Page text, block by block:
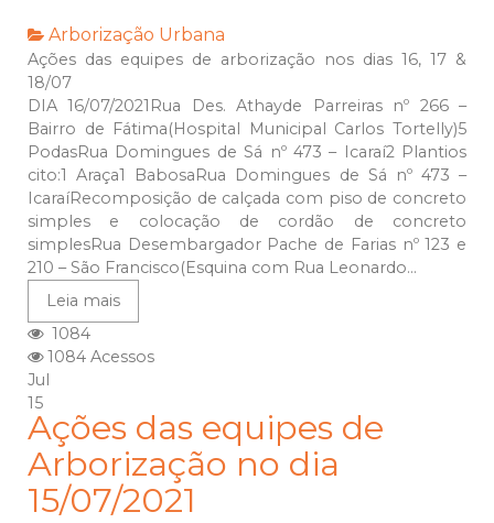
Arborização Urbana
Ações das equipes de arborização nos dias 16, 17 &
18/07
DIA 16/07/2021Rua Des. Athayde Parreiras nº 266 –
Bairro de Fátima(Hospital Municipal Carlos Tortelly)5
PodasRua Domingues de Sá nº 473 – Icaraí2 Plantios
cito:1 Araça1 BabosaRua Domingues de Sá nº 473 –
IcaraíRecomposição de calçada com piso de concreto
simples e colocação de cordão de concreto
simplesRua Desembargador Pache de Farias nº 123 e
210 – São Francisco(Esquina com Rua Leonardo...
Leia mais
1084
1084 Acessos
Jul
15
Ações das equipes de
Arborização no dia
15/07/2021